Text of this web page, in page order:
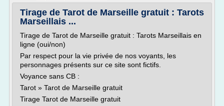
Tirage de Tarot de Marseille gratuit : Tarots
Marseillais ...
Tirage de Tarot de Marseille gratuit : Tarots Marseillais en
ligne (oui/non)
Par respect pour la vie privée de nos voyants, les
personnages présents sur ce site sont fictifs.
Voyance sans CB :
Tarot » Tarot de Marseille gratuit
Tirage Tarot de Marseille gratuit